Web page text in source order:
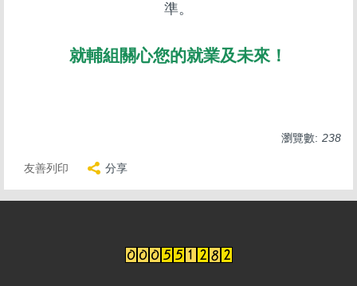
準。
就輔組關心您的就業及未來！
瀏覽數: 238
友善列印 分享